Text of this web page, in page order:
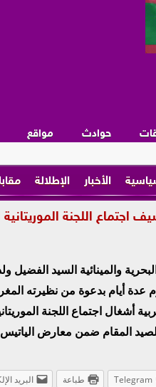
حوادث مواقع
الأخبار الإطلالة
اجتماع اللجنة
والمينائية السيد
عدة أيام بدعوة من نظيرته
أشغال اجتماع اللجنة
المقام ضمن معارض
Telegram طباعة البريد